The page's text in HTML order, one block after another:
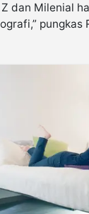
Z dan Milenial
pungkas